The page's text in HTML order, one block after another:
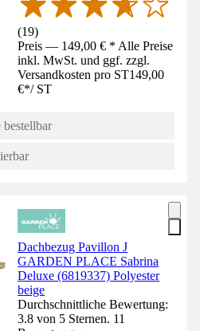
(19)
Preis — 149,00 € * Alle Preise
inkl. MwSt. und ggf. zzgl.
Versandkosten pro ST149,00
€*/ ST
Dachbezug Pavillon J
GARDEN PLACE Sabrina
Deluxe (6819337) Polyester
beige
Durchschnittliche Bewertung:
3.8 von 5 Sternen. 11